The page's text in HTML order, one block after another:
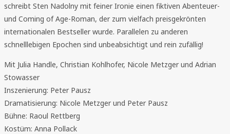
schreibt Sten Nadolny mit feiner Ironie einen fiktiven Abenteuer-
und Coming of Age-Roman, der zum vielfach preisgekrönten
internationalen Bestseller wurde. Parallelen zu anderen
schnelllebigen Epochen sind unbeabsichtigt und rein zufällig!
Mit Julia Handle, Christian Kohlhofer, Nicole Metzger und Adrian
Stowasser
Inszenierung: Peter Pausz
Dramatisierung: Nicole Metzger und Peter Pausz
Bühne: Raoul Rettberg
Kostüm: Anna Pollack